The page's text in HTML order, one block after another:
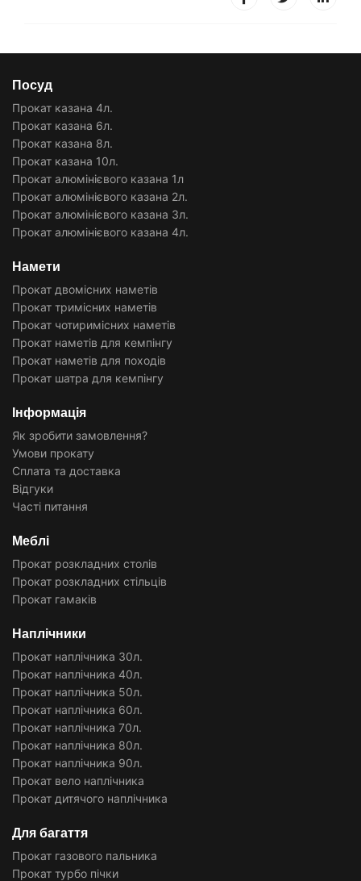
Посуд
Прокат казана 4л.
Прокат казана 6л.
Прокат казана 8л.
Прокат казана 10л.
Прокат алюмінієвого казана 1л
Прокат алюмінієвого казана 2л.
Прокат алюмінієвого казана 3л.
Прокат алюмінієвого казана 4л.
Намети
Прокат двомісних наметів
Прокат тримісних наметів
Прокат чотиримісних наметів
Прокат наметів для кемпінгу
Прокат наметів для походів
Прокат шатра для кемпінгу
Інформація
Як зробити замовлення?
Умови прокату
Сплата та доставка
Відгуки
Часті питання
Меблі
Прокат розкладних столів
Прокат розкладних стільців
Прокат гамаків
Наплічники
Прокат наплічника 30л.
Прокат наплічника 40л.
Прокат наплічника 50л.
Прокат наплічника 60л.
Прокат наплічника 70л.
Прокат наплічника 80л.
Прокат наплічника 90л.
Прокат вело наплічника
Прокат дитячого наплічника
Для багаття
Прокат газового пальника
Прокат турбо пічки